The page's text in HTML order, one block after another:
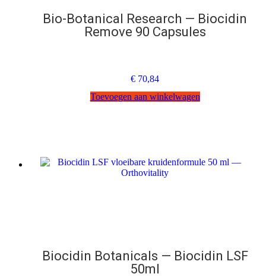
Bio-Botanical Research — Biocidin
Remove 90 Capsules
€ 70,84
Toevoegen aan winkelwagen
Biocidin Botanicals — Biocidin LSF
50ml